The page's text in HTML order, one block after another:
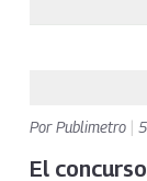
PorPublimetro
El